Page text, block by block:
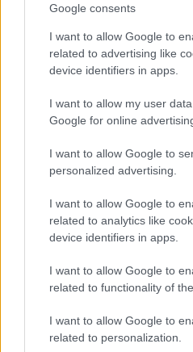
Google consents
I want to allow Google to
related to advertising like
device identifiers in apps.
I want to allow my user
Google for online
I want to allow Google to
personalized advertising.
I want to allow Google to
related to analytics like
device identifiers in apps.
I want to allow Google to
related to functionality of
I want to allow Google to
related to personalization.
Frasi dei
Frasi film
Incipit
Film più
Frasi sul
Mappa
Cookie
Frasi
Indice